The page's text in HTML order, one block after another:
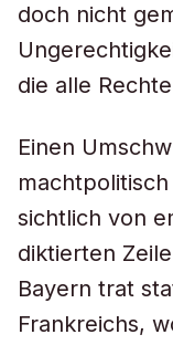
doch nicht
die alle
Einen
sichtlich von
diktierten
Bayern trat
Frankreichs,